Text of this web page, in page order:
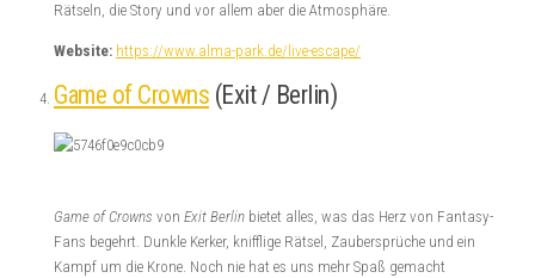
Rätseln, die Story und vor allem aber die Atmosphäre.
Website: https://www.alma-park.de/live-escape/
Game of Crowns (Exit / Berlin)
Game of Crowns von Exit Berlin bietet alles, was das Herz von Fantasy-
Fans begehrt. Dunkle Kerker, knifflige Rätsel, Zaubersprüche und ein
Kampf um die Krone. Noch nie hat es uns mehr Spaß gemacht